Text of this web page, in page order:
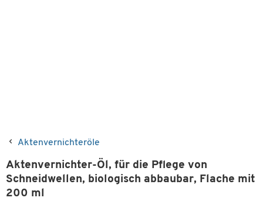
Aktenvernichteröle
Aktenvernichter-Öl, für die Pflege von
Schneidwellen, biologisch abbaubar, Flache mit
200 ml